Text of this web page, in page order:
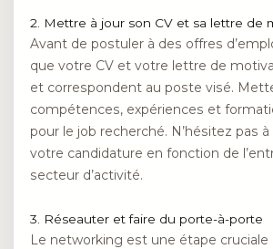
2. Mettre à jour son CV et sa lettre de
Avant de postuler à des offres
que votre CV et votre lettre de
et correspondent au poste visé.
compétences, expériences et
pour le job recherché. N’hésitez pas
votre candidature en fonction de
secteur d’activité.
3. Réseauter et faire du porte-à-porte
Le networking est une étape cruciale